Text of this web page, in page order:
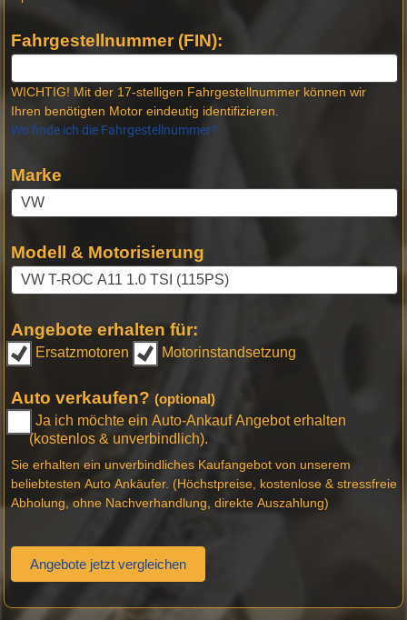
Fahrgestellnummer (FIN):
WICHTIG! Mit der 17-stelligen Fahrgestellnummer können wir
Ihren benötigten Motor eindeutig identifizieren.
Wo finde ich die Fahrgestellnummer?
Marke
Modell & Motorisierung
Angebote erhalten für:
Ersatzmotoren Motorinstandsetzung
Auto verkaufen? (optional)
Ja ich möchte ein Auto-Ankauf Angebot erhalten
(kostenlos & unverbindlich).
Sie erhalten ein unverbindliches Kaufangebot von unserem
beliebtesten Auto Ankäufer. (Höchstpreise, kostenlose & stressfreie
Abholung, ohne Nachverhandlung, direkte Auszahlung)
Angebote jetzt vergleichen